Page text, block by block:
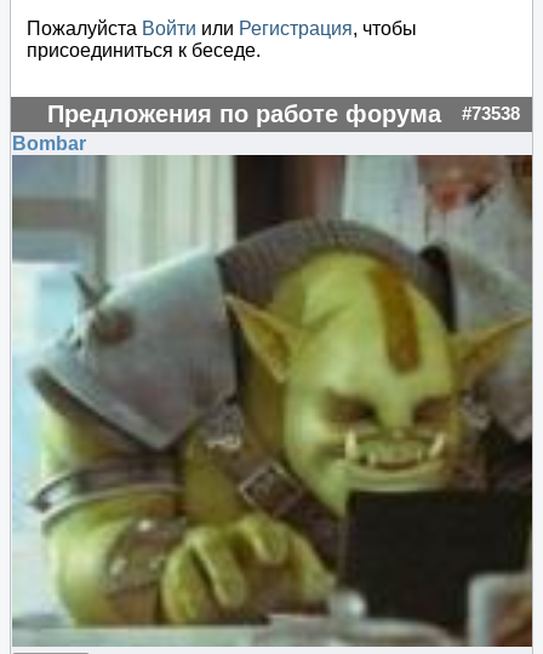
Пожалуйста Войти или Регистрация, чтобы
присоединиться к беседе.
Предложения по работе форума #73538
Bombar